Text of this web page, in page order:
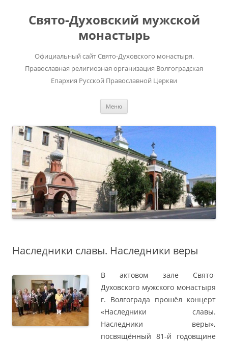
содержимому
Свято-Духовский мужской
монастырь
Официальный сайт Свято-Духовского монастыря.
Православная религиозная организация Волгоградская
Епархия Русской Православной Церкви
Меню
Наследники славы. Наследники веры
В актовом зале Свято-
Духовского мужского монастыря
г. Волгограда прошёл концерт
«Наследники славы.
Наследники веры»,
посвящённый 81-й годовщине